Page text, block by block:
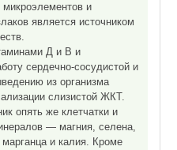
и
является источником
Д и В и
сердечно-сосудистой и
из организма
слизистой ЖКТ.
опять же клетчатки и
— магния, селена,
и калия. Кроме